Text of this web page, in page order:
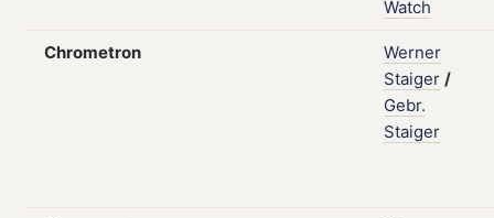
Watch
Chrometron
Werner
Staiger /
Gebr.
Staiger